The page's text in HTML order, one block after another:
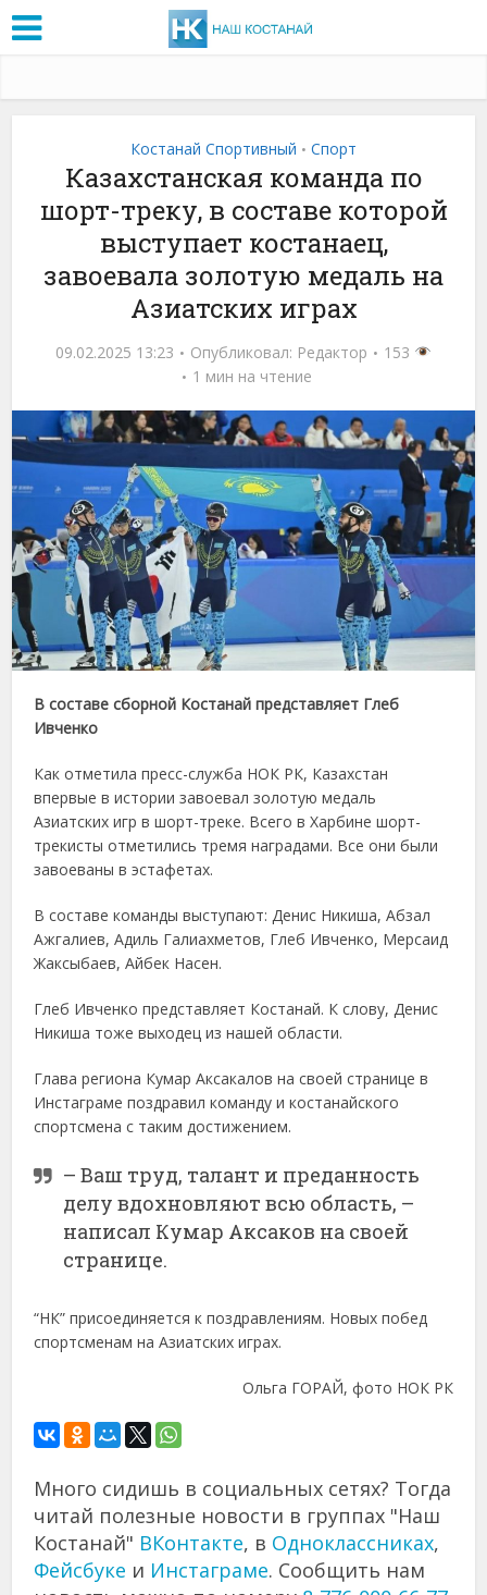
Костанай Спортивный • Спорт
Казахстанская команда по
шорт-треку, в составе которой
выступает костанаец,
завоевала золотую медаль на
Азиатских играх
09.02.2025 13:23 Опубликовал: Редактор
153
1 мин на чтение
В составе сборной Костанай представляет Глеб
Ивченко
Как отметила пресс-служба НОК РК, Казахстан
впервые в истории завоевал золотую медаль
Азиатских игр в шорт-треке. Всего в Харбине шорт-
трекисты отметились тремя наградами. Все они были
завоеваны в эстафетах.
В составе команды выступают: Денис Никиша, Абзал
Ажгалиев, Адиль Галиахметов, Глеб Ивченко, Мерсаид
Жаксыбаев, Айбек Насен.
Глеб Ивченко представляет Костанай. К слову, Денис
Никиша тоже выходец из нашей области.
Глава региона Кумар Аксакалов на своей странице в
Инстаграме поздравил команду и костанайского
спортсмена с таким достижением.
– Ваш труд, талант и преданность
делу вдохновляют всю область, –
написал Кумар Аксаков на своей
странице.
“НК” присоединяется к поздравлениям. Новых побед
спортсменам на Азиатских играх.
Ольга ГОРАЙ, фото НОК РК
Много сидишь в социальных сетях? Тогда
читай полезные новости в группах "Наш
Костанай" ВКонтакте, в Одноклассниках,
Фейсбуке и Инстаграме. Сообщить нам